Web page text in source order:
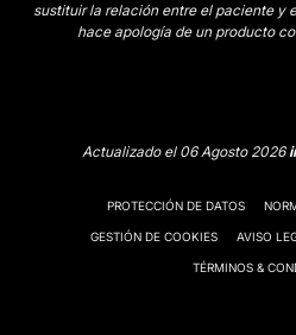
sustituir la relación entre el paciente y
hace apología de un producto
Actualizado el 06 Agosto 2026
PROTECCIÓN DE DATOS
GESTIÓN DE COOKIES AVISO
TÉRMINOS &